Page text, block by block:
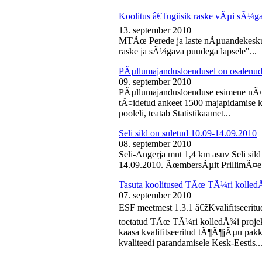
Koolitus â€Tugiisik raske vÃµi
13. september 2010
MTÃœ Perede ja laste
raske ja sÃ¼gava puudega lapsele"...
PÃµllumajandusloendusel on
09. september 2010
PÃµllumajandusloenduse esimene
tÃ¤idetud ankeet 1500 majapidamise
pooleli, teatab Statistikaamet...
Seli sild on suletud 10.09-14.09.2010
08. september 2010
Seli-Angerja mnt 1,4 km asuv Seli
14.09.2010. ÃœmbersÃµit
Tasuta koolitused TÃœ TÃ¼ri
07. september 2010
ESF meetmest 1.3.1
toetatud TÃœ TÃ¼ri kolledÅ¾i
kaasa kvalifitseeritud tÃ¶Ã¶jÃµu
kvaliteedi parandamisele Kesk-Eestis...